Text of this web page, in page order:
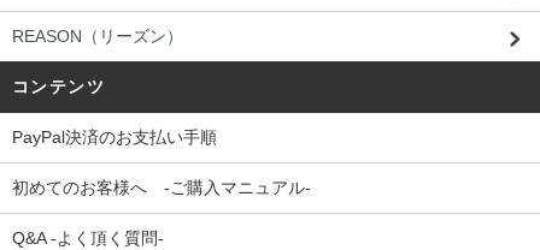
REASON（リーズン）
コンテンツ
PayPal決済のお支払い手順
初めてのお客様へ -ご購入マニュアル-
Q&A -よく頂く質問-